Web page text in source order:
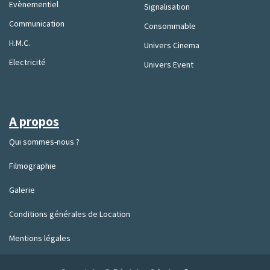
A propos
Qui sommes-nous ?
Filmographie
Galerie
Conditions générales de Location
Mentions légales
Signalisation
Consommable
Univers Cinema
Univers Event
Evènementiel
Communication
H.M.C.
Electricité